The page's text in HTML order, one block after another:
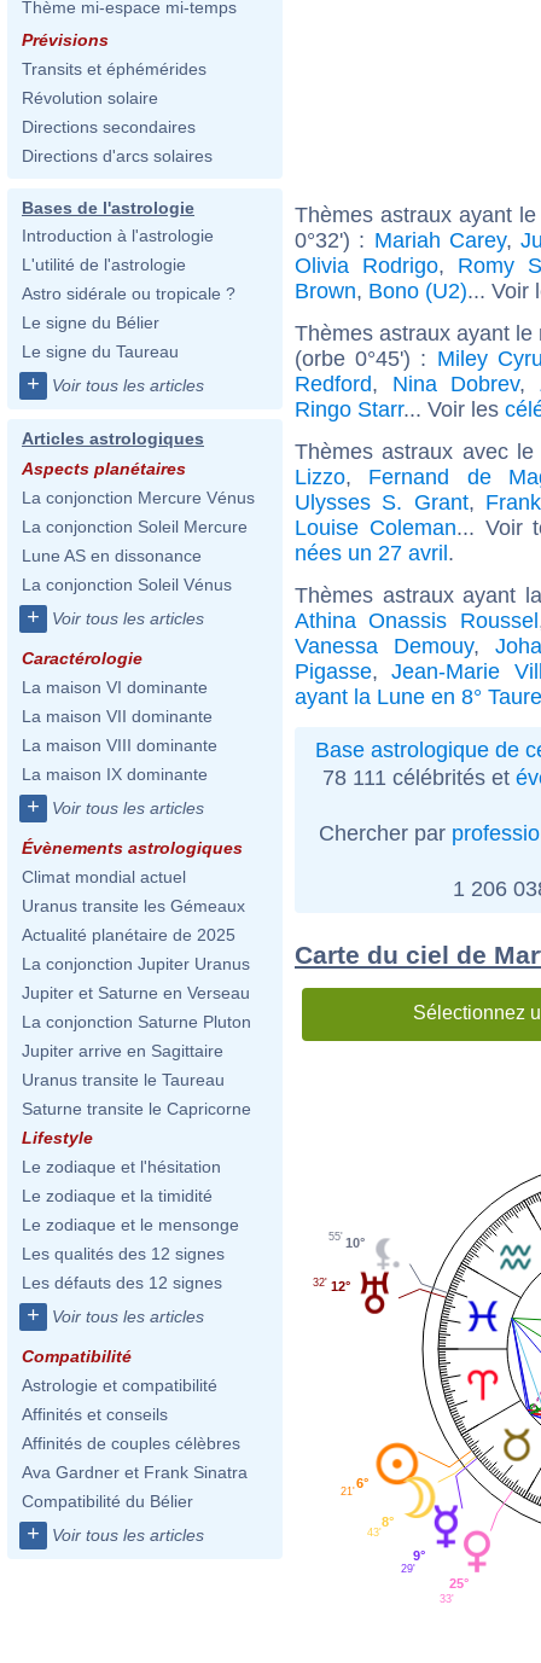
Thème mi-espace mi-temps
Prévisions
Transits et éphémérides
Révolution solaire
Directions secondaires
Directions d'arcs solaires
Bases de l'astrologie
Introduction à l'astrologie
L'utilité de l'astrologie
Astro sidérale ou tropicale ?
Le signe du Bélier
Le signe du Taureau
+ Voir tous les articles
Articles astrologiques
Aspects planétaires
La conjonction Mercure Vénus
La conjonction Soleil Mercure
Lune AS en dissonance
La conjonction Soleil Vénus
+ Voir tous les articles
Caractérologie
La maison VI dominante
La maison VII dominante
La maison VIII dominante
La maison IX dominante
+ Voir tous les articles
Évènements astrologiques
Climat mondial actuel
Uranus transite les Gémeaux
Actualité planétaire de 2025
La conjonction Jupiter Uranus
Jupiter et Saturne en Verseau
La conjonction Saturne Pluton
Jupiter arrive en Sagittaire
Uranus transite le Taureau
Saturne transite le Capricorne
Lifestyle
Le zodiaque et l'hésitation
Le zodiaque et la timidité
Le zodiaque et le mensonge
Les qualités des 12 signes
Les défauts des 12 signes
+ Voir tous les articles
Compatibilité
Astrologie et compatibilité
Affinités et conseils
Affinités de couples célèbres
Ava Gardner et Frank Sinatra
Compatibilité du Bélier
+ Voir tous les articles
Thèmes astraux ayant
0°32') : Mariah Carey,
Olivia Rodrigo, Romy
Brown, Bono (U2)... Voir
Thèmes astraux ayant
(orbe 0°45') : Miley
Redford, Nina Dobrev,
Ringo Starr... Voir les
Thèmes astraux avec
Lizzo, Fernand de
Ulysses S. Grant,
Louise Coleman... Voir
nées un 27 avril.
Thèmes astraux ayant
Athina Onassis Roussel
Vanessa Demouy,
Pigasse,Jean-Marie
ayant la Lune en 8°
Base astrologique de
78 111 célébrités et
Chercher par
1 206
Carte du ciel de
Sélectionnez
10°
55'
12°
32'
6°
21'
8°
43'
9°
29'
25°
33'